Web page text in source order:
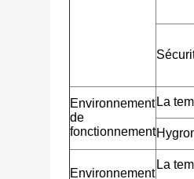
Environnement
de
fonctionnement
La
Environnement
La